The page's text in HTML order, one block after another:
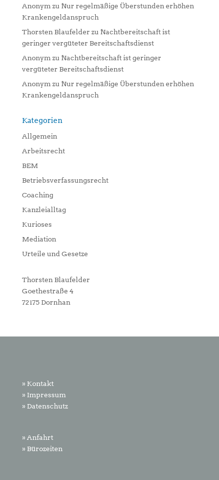
Anonymzu Nur regelmäßige Überstunden erhöhen
Krankengeldanspruch
Thorsten Blaufelder zu Nachtbereitschaft ist
geringer vergüteter Bereitschaftsdienst
Anonymzu Nachtbereitschaft ist geringer
vergüteter Bereitschaftsdienst
Anonymzu Nur regelmäßige Überstunden erhöhen
Krankengeldanspruch
Kategorien
Allgemein
Arbeitsrecht
BEM
Betriebsverfassungsrecht
Coaching
Kanzleialltag
Kurioses
Mediation
Urteile und Gesetze
Thorsten Blaufelder
Goethestraße 4
72175 Dornhan
» Kontakt
» Impressum
» Datenschutz
» Anfahrt
» Bürozeiten